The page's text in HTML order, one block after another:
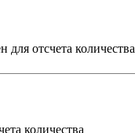
отсчета количества
количества